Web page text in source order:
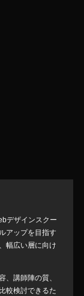
デザインスクー
アップを目指す
幅広い層に向け
、講師陣の質、
較検討できるた